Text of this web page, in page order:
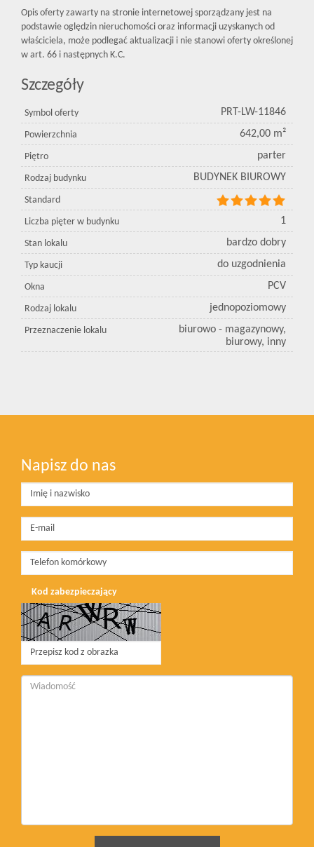
Opis oferty zawarty na stronie internetowej sporządzany jest na
podstawie oględzin nieruchomości oraz informacji uzyskanych od
właściciela, może podlegać aktualizacji i nie stanowi oferty określonej
w art. 66 i następnych K.C.
Szczegóły
Symbol oferty PRT-LW-11846
Powierzchnia 642,00 m²
Piętro parter
Rodzaj budynku BUDYNEK BIUROWY
Standard
Liczba pięter w budynku 1
Stan lokalu bardzo dobry
Typ kaucji do uzgodnienia
Okna PCV
Rodzaj lokalu jednopoziomowy
Przeznaczenie lokalu
biurowo - magazynowy,
biurowy, inny
Napisz do nas
Kod zabezpieczający